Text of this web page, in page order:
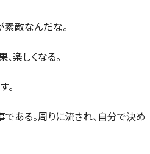
敵なんだな。
楽しくなる。
。
ある。周りに流され、自分で決め